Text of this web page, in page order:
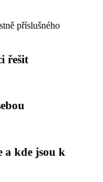
příslušného
řešit
a kde jsou k